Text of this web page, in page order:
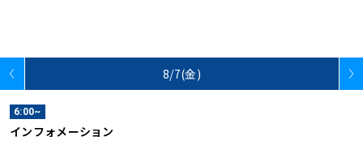
8/7(金)
6:00~
インフォメーション